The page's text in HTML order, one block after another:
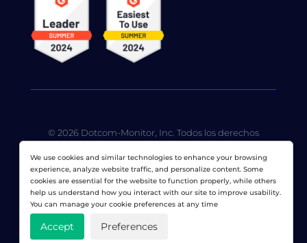
© 2026 Dotcom-Monitor, Inc. Todos los derechos
total de Dotcom-Monitor, Inc.
Política de privacidad|Términos de servicio|Patentes
con licencia|Mapa del sitio
We use cookies and similar technologies to enhance your browsing
experience, analyze website traffic, and personalize content. Some
cookies are essential for the website to function properly, while others
help us understand how you interact with our site to improve usability.
You can manage your cookie preferences at any time
Accept Preferences